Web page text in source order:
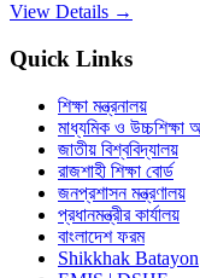
View Details →
Quick Links
শিক্ষা মন্ত্রনালয়
মাধ্যমিক ও উচ্চশিক্ষা
জাতীয় বিশ্ববিদ্যালয়
রাজশাহী শিক্ষা বোর্ড
জনপ্রশাসন মন্ত্রণালয়
প্রধানমন্ত্রীর কার্যালয়
বাংলাদেশ ফরম
Shikkhak Batayon